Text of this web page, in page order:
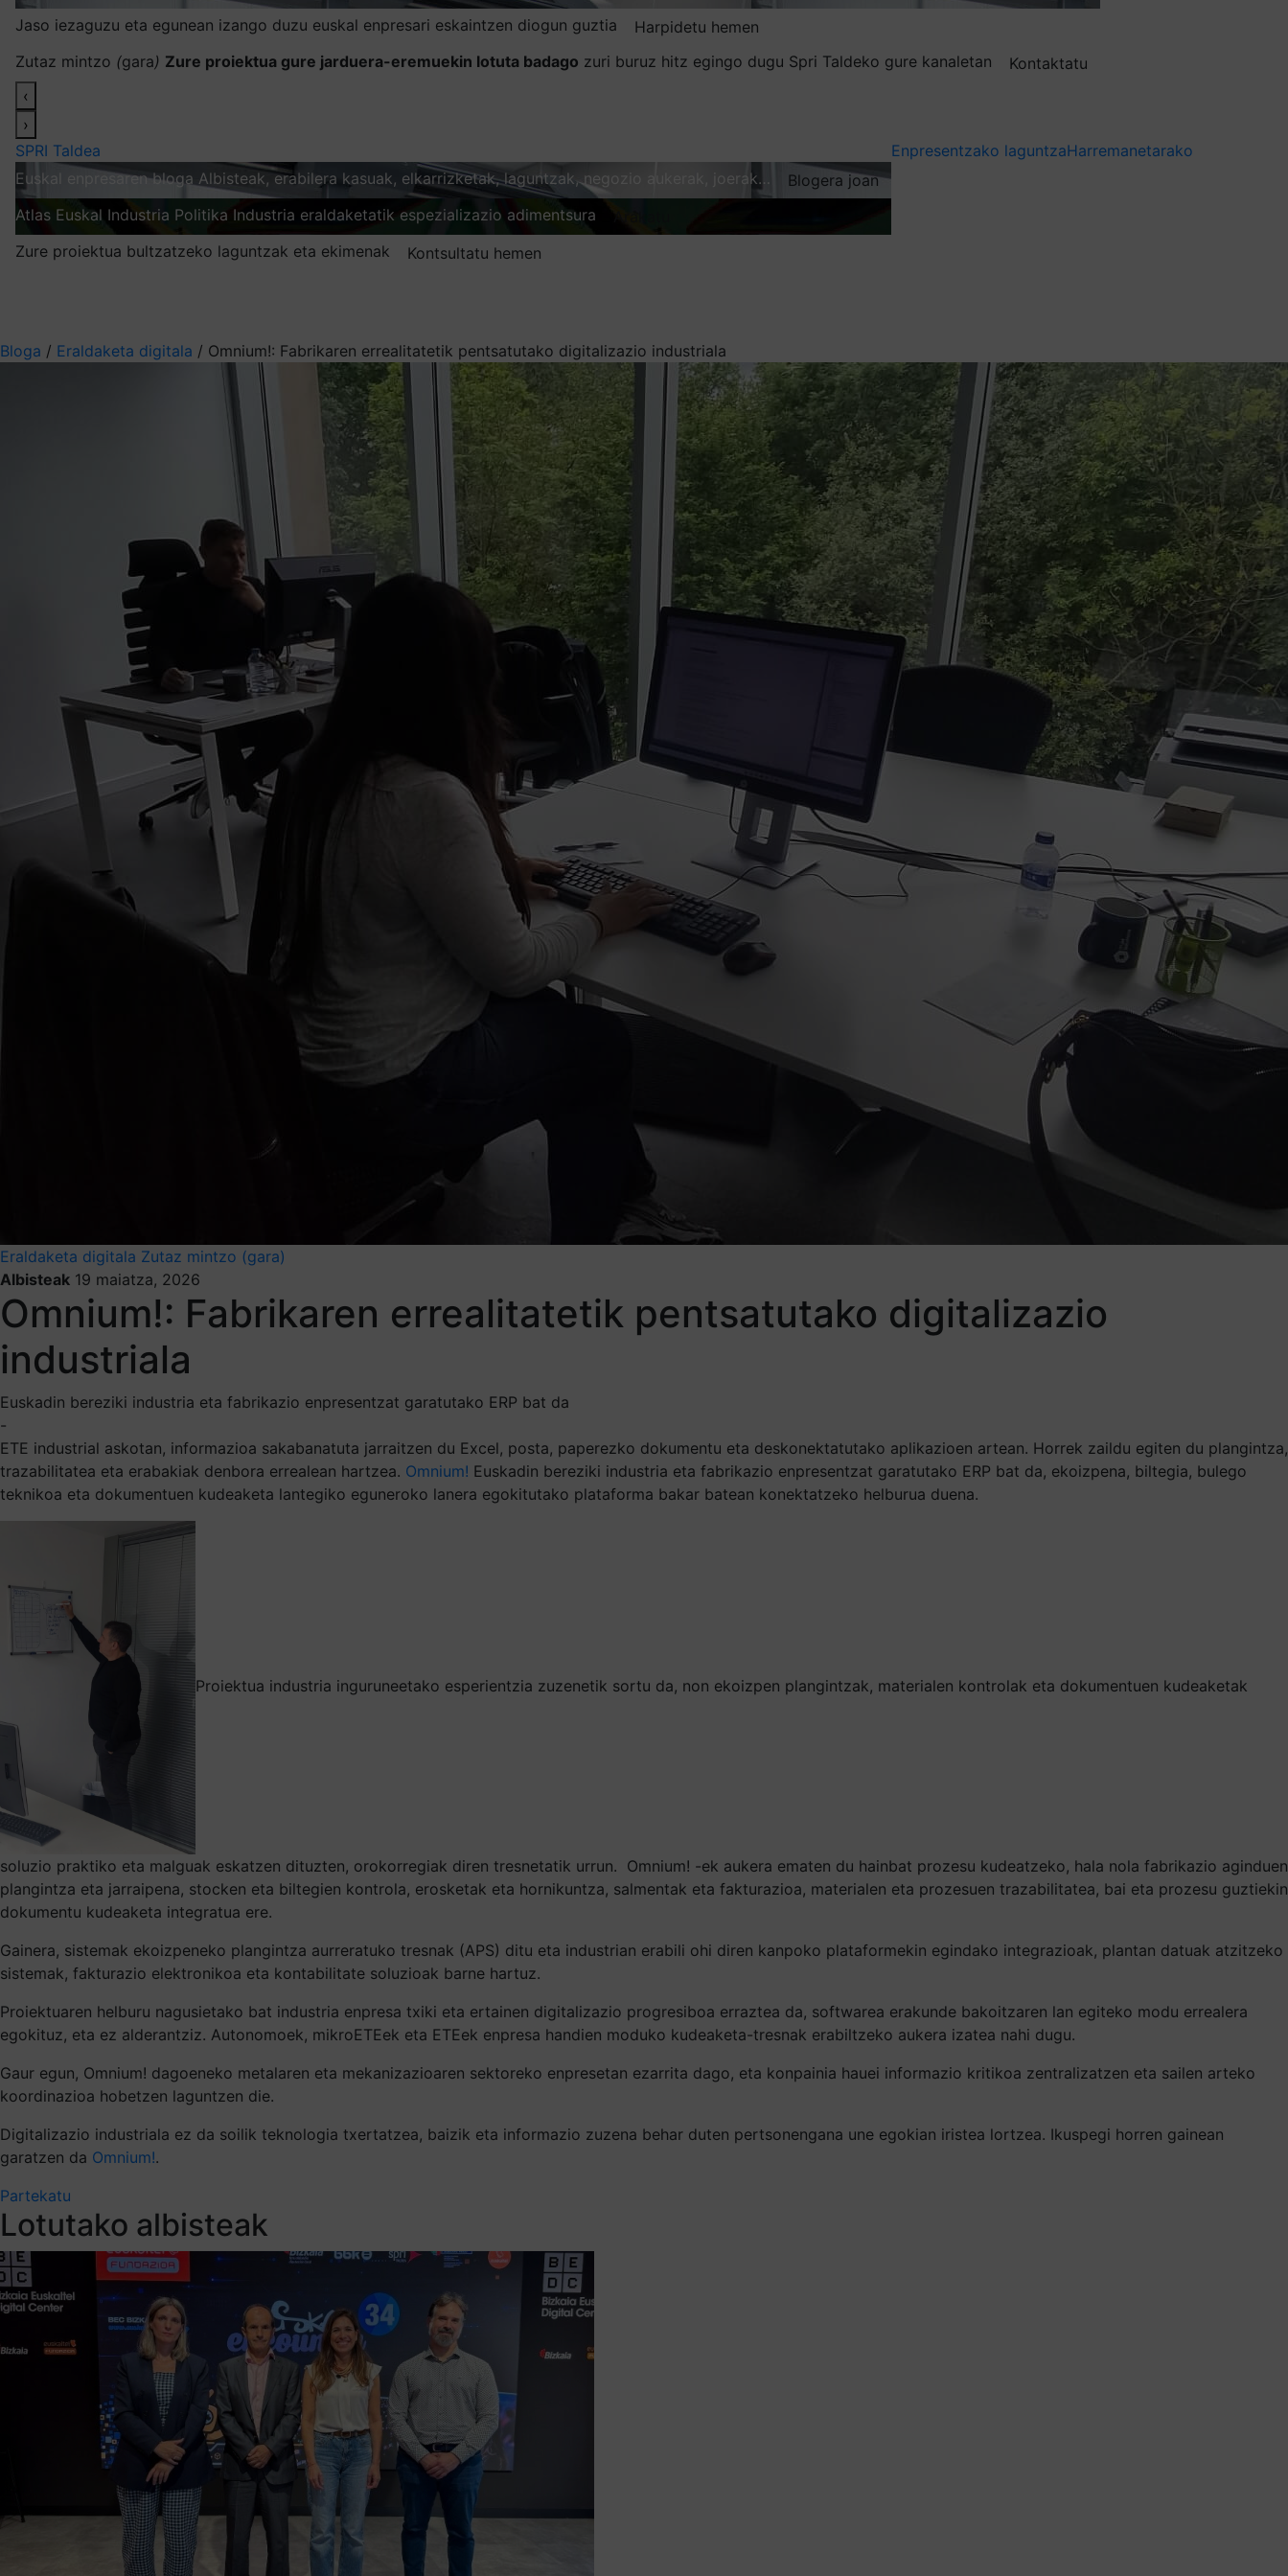
Jaso iezaguzu eta egunean izango duzu euskal enpresari eskaintzen diogun guztia
Harpidetu hemen
Zutaz mintzo (gara) Zure proiektua gure jarduera-eremuekin lotuta badago zuri buruz hitz egingo dugu Spri Taldeko gure kanaletan
Kontaktatu
‹
›
SPRI Taldea
Euskal enpresaren bloga Albisteak, erabilera kasuak, elkarrizketak, laguntzak, negozio aukerak, joerak…
Blogera joan
Atlas Euskal Industria Politika Industria eraldaketatik espezializazio adimentsura
Zure proiektua bultzatzeko laguntzak eta ekimenak
Kontsultatu hemen
Enpresentzako laguntzaHarremanetarako
Bloga / Eraldaketa digitala / Omnium!: Fabrikaren errealitatetik pentsatutako digitalizazio industriala
Eraldaketa digitala Zutaz mintzo (gara)
Albisteak 19 maiatza, 2026
Omnium!: Fabrikaren errealitatetik pentsatutako digitalizazio
industriala
Euskadin bereziki industria eta fabrikazio enpresentzat garatutako ERP bat da
-
ETE industrial askotan, informazioa sakabanatuta jarraitzen du Excel, posta, paperezko dokumentu eta deskonektatutako aplikazioen artean. Horrek zaildu egiten du plangintza,
trazabilitatea eta erabakiak denbora errealean hartzea. Omnium! Euskadin bereziki industria eta fabrikazio enpresentzat garatutako ERP bat da, ekoizpena, biltegia, bulego
teknikoa eta dokumentuen kudeaketa lantegiko eguneroko lanera egokitutako plataforma bakar batean konektatzeko helburua duena.
Proiektua industria inguruneetako esperientzia zuzenetik sortu da, non ekoizpen plangintzak, materialen kontrolak eta dokumentuen kudeaketak
soluzio praktiko eta malguak eskatzen dituzten, orokorregiak diren tresnetatik urrun. Omnium! -ek aukera ematen du hainbat prozesu kudeatzeko, hala nola fabrikazio aginduen
plangintza eta jarraipena, stocken eta biltegien kontrola, erosketak eta hornikuntza, salmentak eta fakturazioa, materialen eta prozesuen trazabilitatea, bai eta prozesu guztiekin
dokumentu kudeaketa integratua ere.
Gainera, sistemak ekoizpeneko plangintza aurreratuko tresnak (APS) ditu eta industrian erabili ohi diren kanpoko plataformekin egindako integrazioak, plantan datuak atzitzeko
sistemak, fakturazio elektronikoa eta kontabilitate soluzioak barne hartuz.
Proiektuaren helburu nagusietako bat industria enpresa txiki eta ertainen digitalizazio progresiboa erraztea da, softwarea erakunde bakoitzaren lan egiteko modu errealera
egokituz, eta ez alderantziz. Autonomoek, mikroETEek eta ETEek enpresa handien moduko kudeaketa-tresnak erabiltzeko aukera izatea nahi dugu.
Gaur egun, Omnium! dagoeneko metalaren eta mekanizazioaren sektoreko enpresetan ezarrita dago, eta konpainia hauei informazio kritikoa zentralizatzen eta sailen arteko
koordinazioa hobetzen laguntzen die.
Digitalizazio industriala ez da soilik teknologia txertatzea, baizik eta informazio zuzena behar duten pertsonengana une egokian iristea lortzea. Ikuspegi horren gainean
garatzen da Omnium!.
Partekatu
Lotutako albisteak